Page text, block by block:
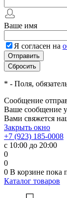
Ваше имя
Я согласен на
* - Поля,
Сообщение
Ваше сообщение
Вами свяжется
Закрыть окно
+7 (923) 185-0008
с 10:00 до 20:00
0
0
0 В корзине пока
Каталог товаров